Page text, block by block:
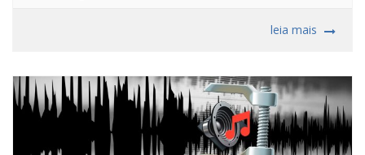
leia mais